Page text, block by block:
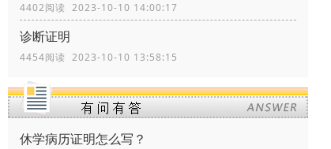
4402阅读 2023-10-10 14:00:17
诊断证明
4454阅读 2023-10-10 13:58:15
休学病历证明怎么写？